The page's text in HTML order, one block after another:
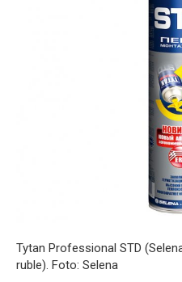
Tytan Professional STD
ruble). Foto: Selena